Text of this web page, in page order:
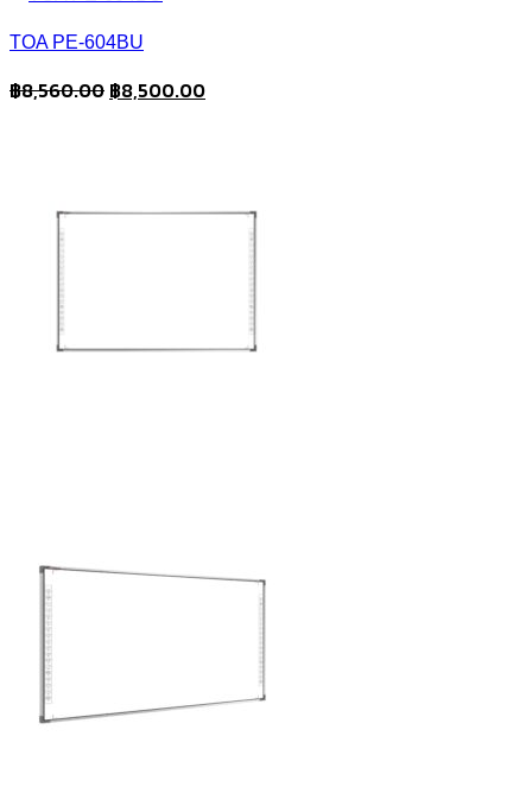
TOA PE-604BU
฿8,560.00 Original
฿8,500.00Current